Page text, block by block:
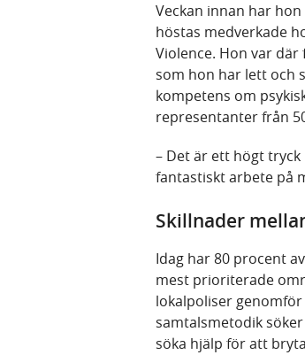
Veckan innan har
höstas medverkade
Violence. Hon var
som hon har lett och
kompetens om
representanter från
– Det är ett högt
fantastiskt arbete på
Skillnader
Idag har 80 procent
mest prioriterade
lokalpoliser
samtalsmetodik
söka hjälp för att